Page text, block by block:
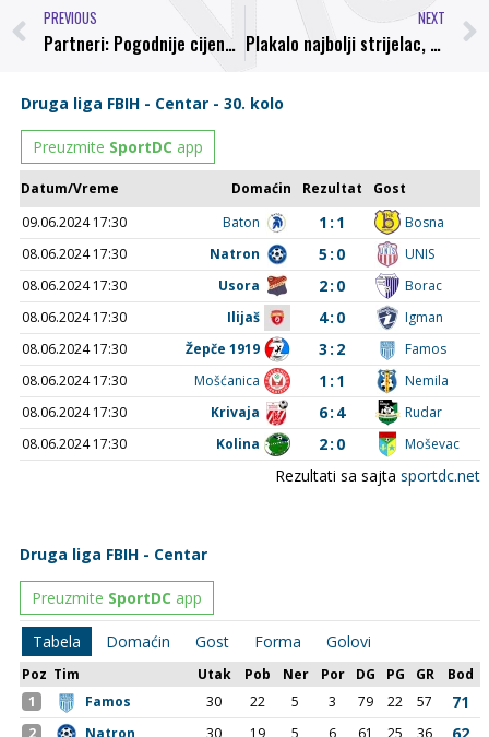
PREVIOUS
Partneri: Pogodnije cijene mjesečne članarine u Omladinskom Pogonu FK Sarajevo za određene kategorije stanovništva
NEXT
Plakalo najbolji strijelac, a Čiva asistent Druge lige